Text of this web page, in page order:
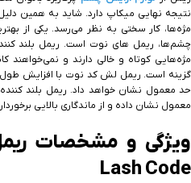
نتیجه نهایی میکاپ دارد. شاید به همین
مژه‌ها، کار سختی به نظر می‌رسد. یکی از
مژه‌هایی کوتاه و خالی دارند و نمی‌خواهند
گزینه است. ریمل لش کد نوت با افزایش طول
حد معمول نشان خواهد داد. ریمل بلند
معمول نشان داده و از ماندگاری بالایی
ویژگی و مشخصات
Lash Code